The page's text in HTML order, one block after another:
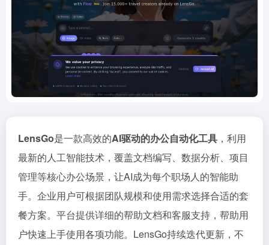
LensGo是一款高效的AI驱动的办公自动化工具 ，利用
最新的人工智能技术，覆盖文档编写、数据分析、项目
管理等核心办公场景，让AI成为每个职场人的智能助
手。企业用户可根据团队规模和使用需求选择合适的套
餐方案。平台提供详细的帮助文档和客服支持，帮助用
户快速上手使用各项功能。LensGo持续迭代更新，不